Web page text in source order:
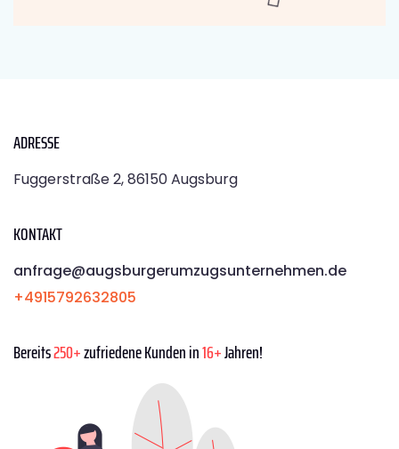
ADRESSE
Fuggerstraße 2, 86150 Augsburg
KONTAKT
anfrage@augsburgerumzugsunternehmen.de
+4915792632805
Bereits250+zufriedene Kunden in16+Jahren!